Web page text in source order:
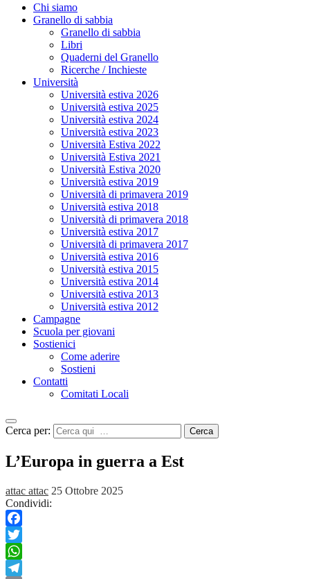
Chi siamo
Granello di sabbia
Granello di sabbia
Libri
Quaderni del Granello
Ricerche / Inchieste
Università
Università estiva 2026
Università estiva 2025
Università estiva 2024
Università estiva 2023
Università Estiva 2022
Università Estiva 2021
Università Estiva 2020
Università estiva 2019
Università di primavera 2019
Università estiva 2018
Università di primavera 2018
Università estiva 2017
Università di primavera 2017
Università estiva 2016
Università estiva 2015
Università estiva 2014
Università estiva 2013
Università estiva 2012
Campagne
Scuola per giovani
Sostienici
Come aderire
Sostieni
Contatti
Comitati Locali
Cerca per: Cerca
L’Europa in guerra a Est
attac attac 25 Ottobre 2025
Condividi:
Facebook
Twitter
WhatsApp